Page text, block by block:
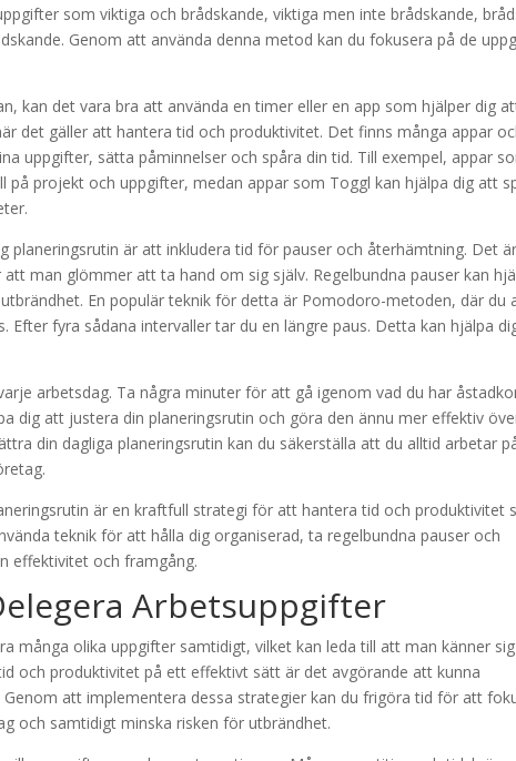
som viktiga och brådskande, viktiga men inte brådskande,
Genom att använda denna metod kan du fokusera på de
kan det vara bra att använda en timer eller en app som hjälper dig
det gäller att hantera tid och produktivitet. Det finns många appar
uppgifter, sätta påminnelser och spåra din tid. Till exempel, appar
på projekt och uppgifter, medan appar som Toggl kan hjälpa dig att
planeringsrutin är att inkludera tid för pauser och återhämtning. Det
man glömmer att ta hand om sig själv. Regelbundna pauser kan
En populär teknik för detta är Pomodoro-metoden, där du
Efter fyra sådana intervaller tar du en längre paus. Detta kan hjälpa
arbetsdag. Ta några minuter för att gå igenom vad du har
dig att justera din planeringsrutin och göra den ännu mer effektiv
din dagliga planeringsrutin kan du säkerställa att du alltid arbetar
är en kraftfull strategi för att hantera tid och produktivitet
teknik för att hålla dig organiserad, ta regelbundna pauser och
effektivitet och framgång.
Arbetsuppgifter
många olika uppgifter samtidigt, vilket kan leda till att man känner sig
och produktivitet på ett effektivt sätt är det avgörande att kunna
att implementera dessa strategier kan du frigöra tid för att
och samtidigt minska risken för utbrändhet.